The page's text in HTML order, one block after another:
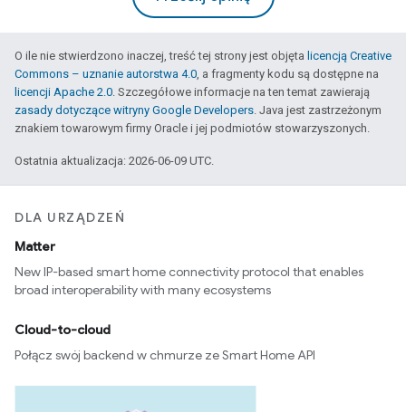
O ile nie stwierdzono inaczej, treść tej strony jest objęta licencją Creative
Commons – uznanie autorstwa 4.0, a fragmenty kodu są dostępne na
licencji Apache 2.0. Szczegółowe informacje na ten temat zawierają
zasady dotyczące witryny Google Developers. Java jest zastrzeżonym
znakiem towarowym firmy Oracle i jej podmiotów stowarzyszonych.
Ostatnia aktualizacja: 2026-06-09 UTC.
DLA URZĄDZEŃ
Matter
New IP-based smart home connectivity protocol that enables
broad interoperability with many ecosystems
Cloud-to-cloud
Połącz swój backend w chmurze ze Smart Home API